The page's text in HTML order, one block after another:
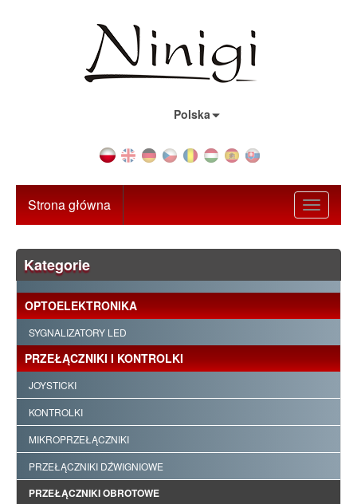
Polska
Toggle
Strona główna
Kategorie
OPTOELEKTRONIKA
SYGNALIZATORY LED
PRZEŁĄCZNIKI I KONTROLKI
JOYSTICKI
KONTROLKI
MIKROPRZEŁĄCZNIKI
PRZEŁĄCZNIKI DŹWIGNIOWE
PRZEŁĄCZNIKI OBROTOWE